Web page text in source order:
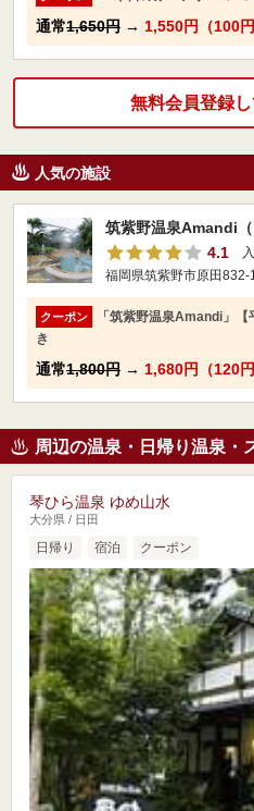
通常1,650円 → 1,550円（100円
無料会員登録
人気の施設
筑紫野温泉Amandi（
4.1
福岡県筑紫野市原田832-
クーポン
「筑紫野温泉Amandi」
き
通常1,800円 → 1,680円（120円
周辺の温泉・日帰り温泉・
琴ひら温泉 ゆめ山水
大分県 / 日田
日帰り 宿泊 クーポン